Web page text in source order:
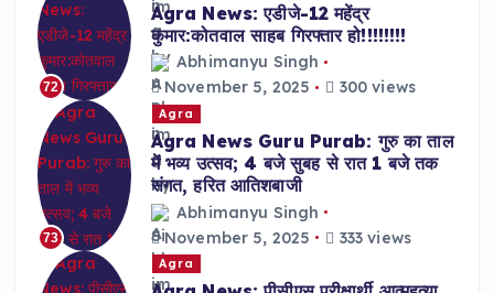
72
Agra News: एडीजे-12 महेंद्र
कुमार:कोतवाल साहब गिरफ्तार हो!!!!!!!!
Abhimanyu Singh
November 5, 2025
300 views
73
Agra
Agra News Guru Purab: गुरु का ताल
में भव्य उत्सव; 4 बजे सुबह से रात 1 बजे तक
संगत, हरित आतिशबाजी
Abhimanyu Singh
November 5, 2025
333 views
Agra